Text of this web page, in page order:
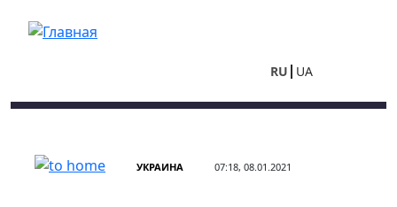
RU UA
УКРАИНА 07:18, 08.01.2021